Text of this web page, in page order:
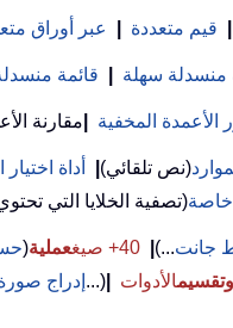
قيم متعددة عبر أوراق
منسدلة سهلة قائمة
الأعمدة المخفية مقارنة
(نص تلقائي) أداة اختيار
جانت...) 40+ صيغ عملية(
إدراج ...) الأدوات